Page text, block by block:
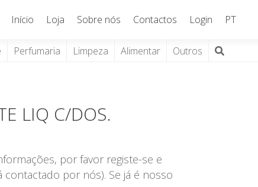
Início Loja Sobre nós Contactos Login PT
Perfumaria Limpeza Alimentar Outros
LIQ C/DOS.
por favor registe-se e
contactado por nós). Se já é nosso